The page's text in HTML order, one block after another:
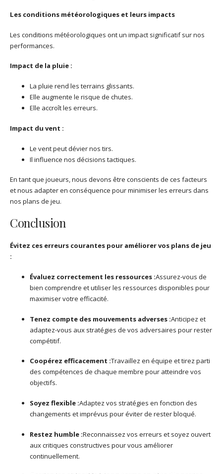
Les conditions météorologiques et leurs impacts
Les conditions météorologiques ont un impact significatif sur nos
performances.
Impact de la pluie :
La pluie rend les terrains glissants.
Elle augmente le risque de chutes.
Elle accroît les erreurs.
Impact du vent :
Le vent peut dévier nos tirs.
Il influence nos décisions tactiques.
En tant que joueurs, nous devons être conscients de ces facteurs
et nous adapter en conséquence pour minimiser les erreurs dans
nos plans de jeu.
Conclusion
Évitez ces erreurs courantes pour améliorer vos plans de jeu
:
Évaluez correctement les ressources :Assurez-vous de
bien comprendre et utiliser les ressources disponibles pour
maximiser votre efficacité.
Tenez compte des mouvements adverses :Anticipez et
adaptez-vous aux stratégies de vos adversaires pour rester
compétitif.
Coopérez efficacement :Travaillez en équipe et tirez parti
des compétences de chaque membre pour atteindre vos
objectifs.
Soyez flexible :Adaptez vos stratégies en fonction des
changements et imprévus pour éviter de rester bloqué.
Restez humble :Reconnaissez vos erreurs et soyez ouvert
aux critiques constructives pour vous améliorer
continuellement.